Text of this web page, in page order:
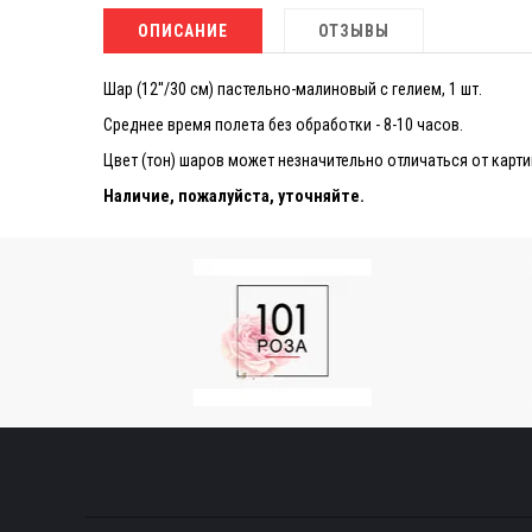
ОПИСАНИЕ ОТЗЫВЫ
Шар (12''/30 см) пастельно-малиновый с гелием, 1 шт.
Среднее время полета без обработки - 8-10 часов.
Цвет (тон) шаров может незначительно отличаться от
Наличие, пожалуйста, уточняйте.